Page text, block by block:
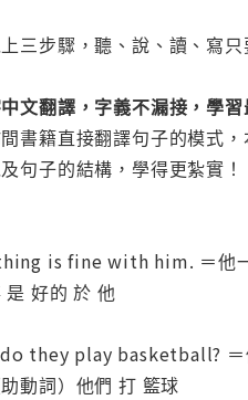
三步驟，聽、說、讀、寫只
文翻譯，字義不漏接，學習
書籍直接翻譯句子的模式
句子的結構，學得更紮實！
is fine with him. ＝他
是 好的 於 他
they play basketball? ＝
動詞）他們 打 籃球